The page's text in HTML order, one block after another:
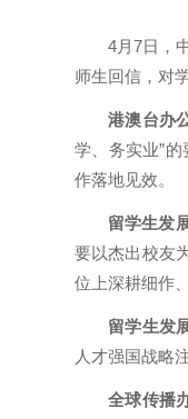
4月7日，
师生回信，对
港澳台办
学、务实业”
作落地见效。
留学生发
要以杰出校友
位上深耕细作
留学生发
人才强国战略
全球传播